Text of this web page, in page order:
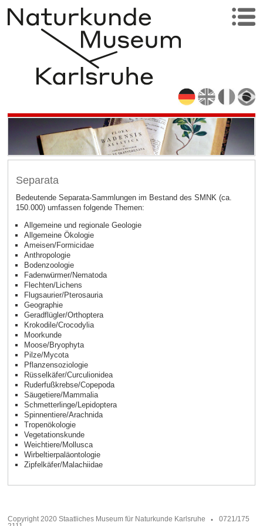
Separata
Bedeutende Separata-Sammlungen im Bestand des SMNK (ca.
150.000) umfassen folgende Themen:
Allgemeine und regionale Geologie
Allgemeine Ökologie
Ameisen/Formicidae
Anthropologie
Bodenzoologie
Fadenwürmer/Nematoda
Flechten/Lichens
Flugsaurier/Pterosauria
Geographie
Geradflügler/Orthoptera
Krokodile/Crocodylia
Moorkunde
Moose/Bryophyta
Pilze/Mycota
Pflanzensoziologie
Rüsselkäfer/Curculionidea
Ruderfußkrebse/Copepoda
Säugetiere/Mammalia
Schmetterlinge/Lepidoptera
Spinnentiere/Arachnida
Tropenökologie
Vegetationskunde
Weichtiere/Mollusca
Wirbeltierpaläontologie
Zipfelkäfer/Malachiidae
Copyright 2020 Staatliches Museum für Naturkunde Karlsruhe
0721/175